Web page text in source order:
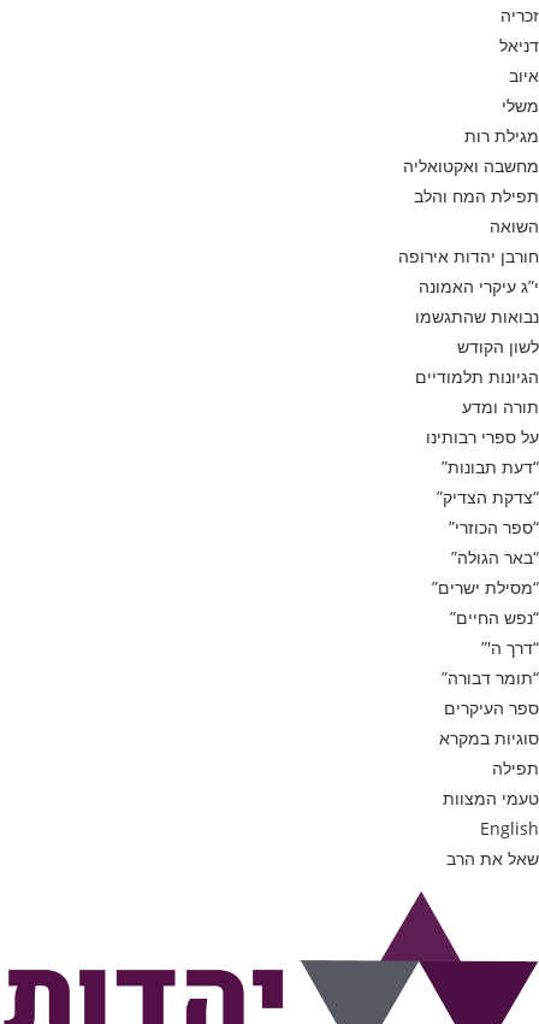
זכריה
דניאל
איוב
משלי
מגילת רות
מחשבה ואקטואליה
תפילת המח והלב
השואה
חורבן יהדות אירופה
י”ג עיקרי האמונה
נבואות שהתגשמו
לשון הקודש
הגיונות תלמודיים
תורה ומדע
על ספרי רבותינו
“דעת תבונות”
“צדקת הצדיק”
“ספר הכוזרי”
“באר הגולה”
“מסילת ישרים”
“נפש החיים”
“דרך ה'”
“תומר דבורה”
ספר העיקרים
סוגיות במקרא
תפילה
טעמי המצוות
English
שאל את הרב